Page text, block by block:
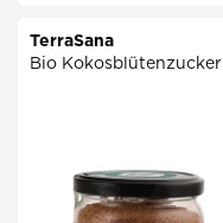
TerraSana
Bio Kokosblütenzucker